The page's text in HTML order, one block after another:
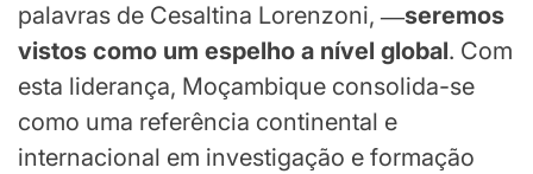
palavras de Cesaltina Lorenzoni,―seremos
vistos como um espelho a nível global. Com
esta liderança, Moçambique consolida-se
como uma referência continental e
internacional em investigação e formação